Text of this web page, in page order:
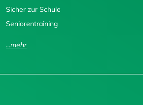
Sicher zur Schule
Seniorentraining
...mehr